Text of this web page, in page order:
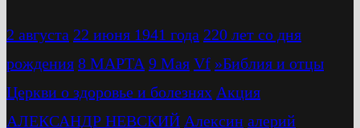
2 августа 22 июня 1941 года 220 лет со дня
рождения 8 МАРТА 9 Мая Vf »Библия и отцы
Церкви о здоровье и болезнях Акция
АЛЕКСАНДР НЕВСКИЙ Алексин алерий